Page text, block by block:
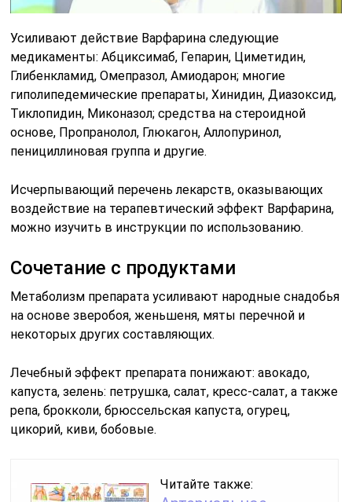
Усиливают действие Варфарина следующие
медикаменты: Абциксимаб, Гепарин, Циметидин,
Глибенкламид, Омепразол, Амиодарон; многие
гиполипедемические препараты, Хинидин, Диазоксид,
Тиклопидин, Миконазол; средства на стероидной
основе, Пропранолол, Глюкагон, Аллопуринол,
пенициллиновая группа и другие.
Исчерпывающий перечень лекарств, оказывающих
воздействие на терапевтический эффект Варфарина,
можно изучить в инструкции по использованию.
Сочетание с продуктами
Метаболизм препарата усиливают народные снадобья
на основе зверобоя, женьшеня, мяты перечной и
некоторых других составляющих.
Лечебный эффект препарата понижают: авокадо,
капуста, зелень: петрушка, салат, кресс-салат, а также
репа, брокколи, брюссельская капуста, огурец,
цикорий, киви, бобовые.
Читайте также: